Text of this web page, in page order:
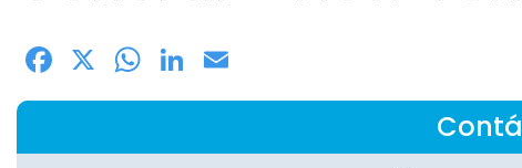
Facebook
X WhatsApp
LinkedIn